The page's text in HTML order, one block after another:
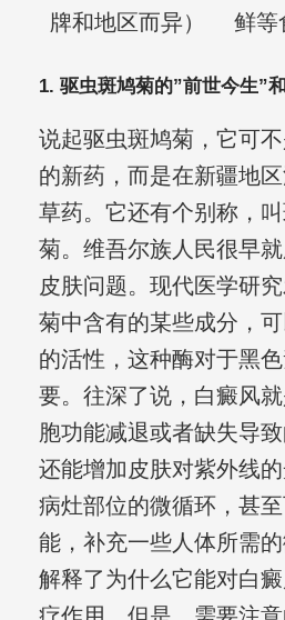
牌和地区而异）
鲜等
1. 驱虫斑鸠菊的”前世今生”
说起驱虫斑鸠菊，它可
的新药，而是在新疆地
草药。它还有个别称，
菊。维吾尔族人民很早
皮肤问题。现代医学研
菊中含有的某些成分，
的活性，这种酶对于黑
要。往深了说，白癜风
胞功能减退或者缺失导
还能增加皮肤对紫外线
病灶部位的微循环，甚
能，补充一些人体所需
解释了为什么它能对白